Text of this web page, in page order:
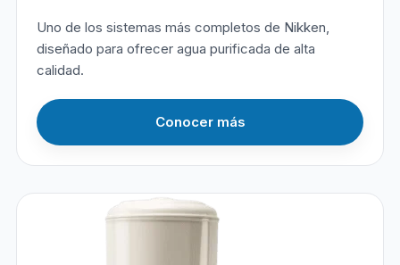
Uno de los sistemas más completos de Nikken,
diseñado para ofrecer agua purificada de alta
calidad.
Conocer más